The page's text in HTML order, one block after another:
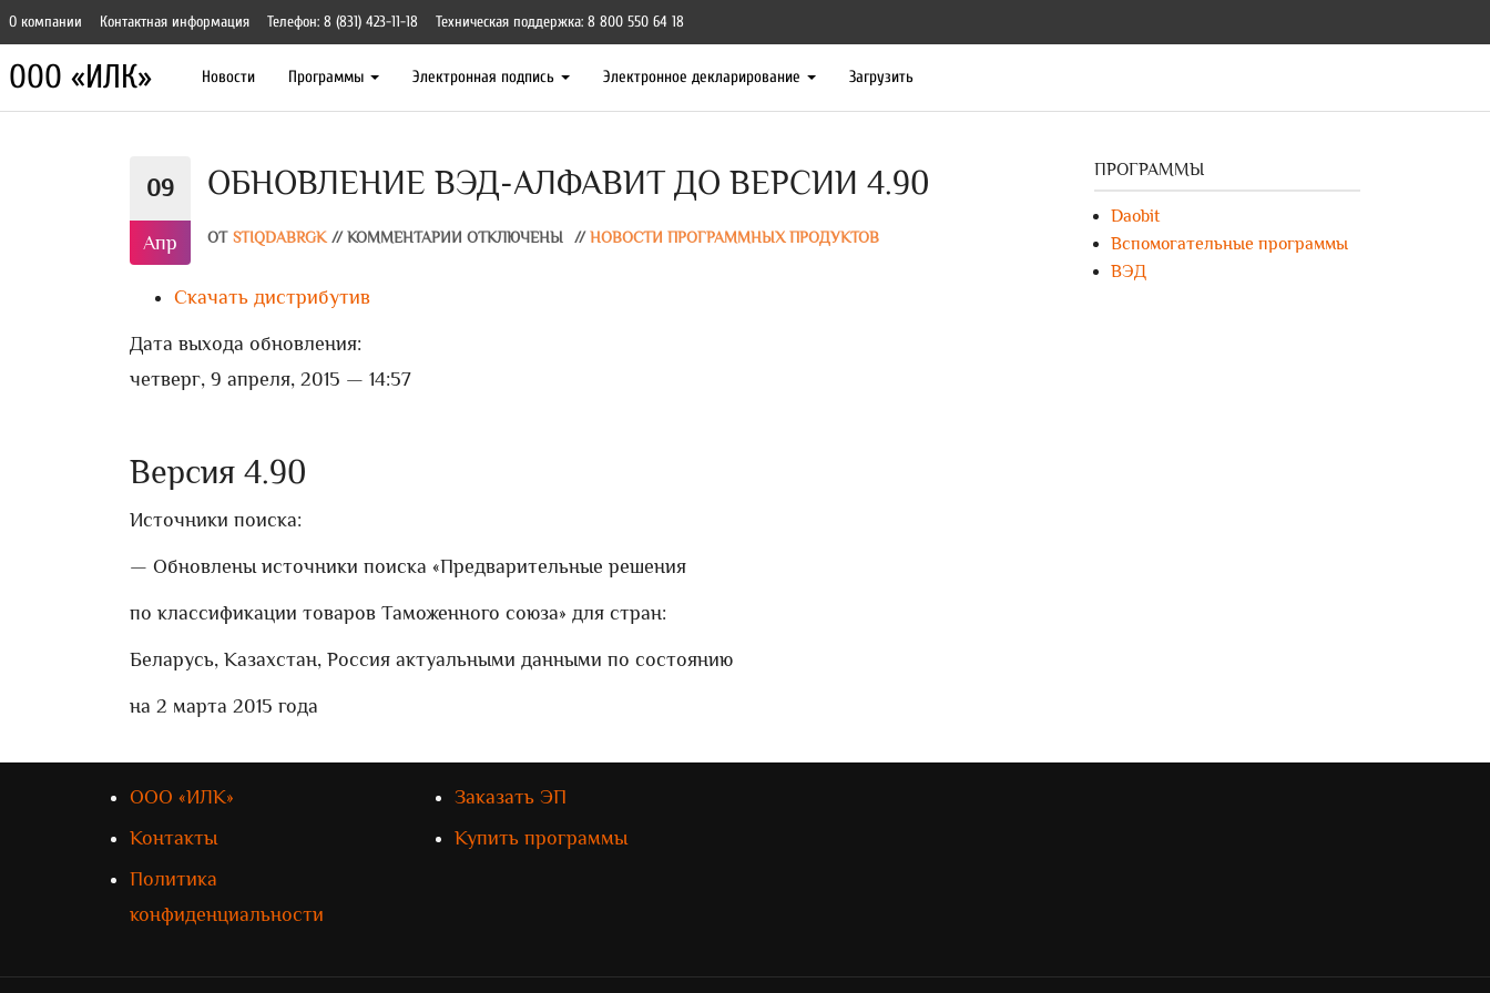
О компании Контактная информация Телефон: 8 (831) 423-11-18 Техническая поддержка: 8 800 550 64 18
ООО «ИЛК» Новости Программы Электронная подпись Электронное декларирование Загрузить
09
Апр
ОБНОВЛЕНИЕ ВЭД-АЛФАВИТ ДО ВЕРСИИ 4.90
ОТ STIQDABRGK // КОММЕНТАРИИ ОТКЛЮЧЕНЫ // НОВОСТИ ПРОГРАММНЫХ ПРОДУКТОВ
Скачать дистрибутив
Дата выхода обновления:
четверг, 9 апреля, 2015 — 14:57
Версия 4.90
Источники поиска:
— Обновлены источники поиска «Предварительные решения
по классификации товаров Таможенного союза» для стран:
Беларусь, Казахстан, Россия актуальными данными по состоянию
на 2 марта 2015 года
ПРОГРАММЫ
Daobit
Вспомогательные программы
ВЭД
ООО «ИЛК»
Контакты
Политика
конфиденциальности
Заказать ЭП
Купить программы